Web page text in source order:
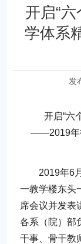
开启“
学体系
发
开启“六
——2019年
2019年6
一教学楼东头
席会议并发表
各系（院）部
干事、骨干教